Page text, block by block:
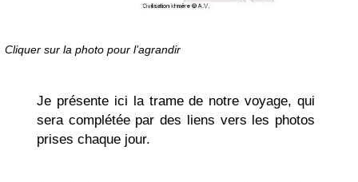
Cliquer sur la photo pour l’agrandir
Je présente ici la trame de notre voyage, qui
sera complétée par des liens vers les photos
prises chaque jour.